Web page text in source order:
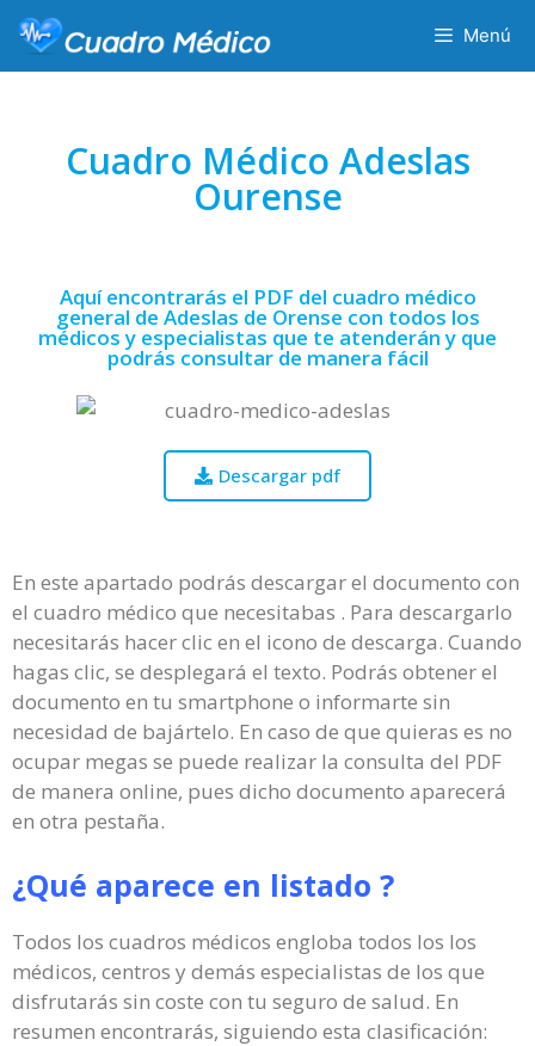
Menú
Cuadro Médico Adeslas
Ourense
Aquí encontrarás el PDF del cuadro médico
general de Adeslas de Orense con todos los
médicos y especialistas que te atenderán y que
podrás consultar de manera fácil
Descargar pdf
En este apartado podrás descargar el documento con
el cuadro médico que necesitabas . Para descargarlo
necesitarás hacer clic en el icono de descarga. Cuando
hagas clic, se desplegará el texto. Podrás obtener el
documento en tu smartphone o informarte sin
necesidad de bajártelo. En caso de que quieras es no
ocupar megas se puede realizar la consulta del PDF
de manera online, pues dicho documento aparecerá
en otra pestaña.
¿Qué aparece en listado ?
Todos los cuadros médicos engloba todos los los
médicos, centros y demás especialistas de los que
disfrutarás sin coste con tu seguro de salud. En
resumen encontrarás, siguiendo esta clasificación: